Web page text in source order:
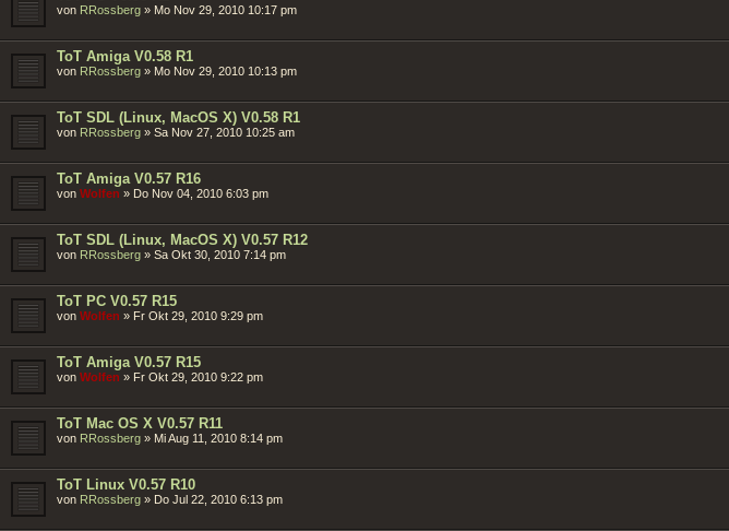
von RRossberg » Mo Nov 29, 2010 10:17 pm
ToT Amiga V0.58 R1
von RRossberg » Mo Nov 29, 2010 10:13 pm
ToT SDL (Linux, MacOS X) V0.58 R1
von RRossberg » Sa Nov 27, 2010 10:25 am
ToT Amiga V0.57 R16
von Wolfen » Do Nov 04, 2010 6:03 pm
ToT SDL (Linux, MacOS X) V0.57 R12
von RRossberg » Sa Okt 30, 2010 7:14 pm
ToT PC V0.57 R15
von Wolfen » Fr Okt 29, 2010 9:29 pm
ToT Amiga V0.57 R15
von Wolfen » Fr Okt 29, 2010 9:22 pm
ToT Mac OS X V0.57 R11
von RRossberg » Mi Aug 11, 2010 8:14 pm
ToT Linux V0.57 R10
von RRossberg » Do Jul 22, 2010 6:13 pm